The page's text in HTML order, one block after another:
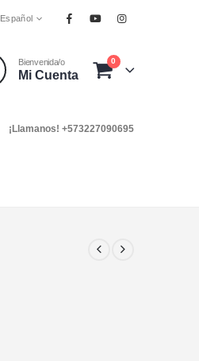
Español
Bienvenida/o
Mi Cuenta
0
¡Llamanos! +573227090695